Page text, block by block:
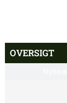
OVERSIGT